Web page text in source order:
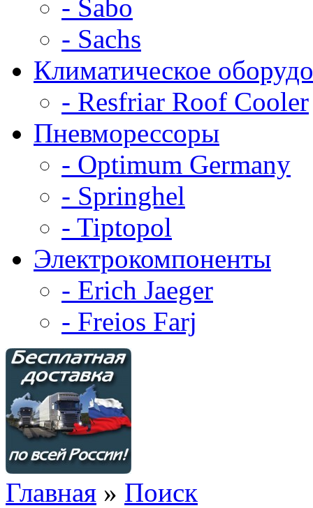
- Sabo
- Sachs
Климатическое
- Resfriar Roof Cooler
Пневморессоры
- Optimum Germany
- Springhel
- Tiptopol
Электрокомпоненты
- Erich Jaeger
- Freios Farj
Главная » Поиск